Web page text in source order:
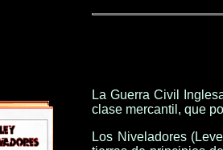
La Guerra Civil
clase mercantil, que
Los Niveladores